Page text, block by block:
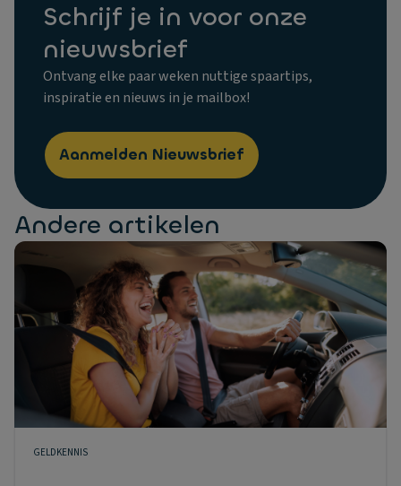
Schrijf je in voor onze
nieuwsbrief
Ontvang elke paar weken nuttige spaartips,
inspiratie en nieuws in je mailbox!
Aanmelden Nieuwsbrief
Andere artikelen
GELDKENNIS